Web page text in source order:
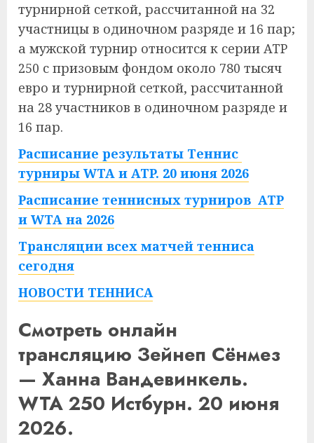
турнирной сеткой, рассчитанной на 32
участницы в одиночном разряде и 16 пар;
а мужской турнир относится к серии ATP
250 с призовым фондом около 780 тысяч
евро и турнирной сеткой, рассчитанной
на 28 участников в одиночном разряде и
16 пар.
Расписание результаты Теннис
турниры WTA и ATP. 20 июня 2026
Расписание теннисных турниров ATP
и WTA на 2026
Трансляции всех матчей тенниса
сегодня
НОВОСТИ ТЕННИСА
Смотреть онлайн
трансляцию Зейнеп Сёнмез
— Ханна Вандевинкель.
WTA 250 Истбурн. 20 июня
2026.